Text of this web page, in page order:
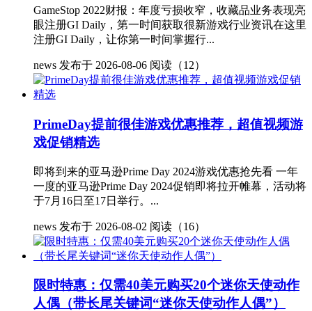
GameStop 2022财报：年度亏损收窄，收藏品业务表现亮
眼注册GI Daily，第一时间获取很新游戏行业资讯在这里
注册GI Daily，让你第一时间掌握行...
news 发布于 2026-08-06 阅读（12）
PrimeDay提前很佳游戏优惠推荐，超值视频游
戏促销精选
即将到来的亚马逊Prime Day 2024游戏优惠抢先看 一年
一度的亚马逊Prime Day 2024促销即将拉开帷幕，活动将
于7月16日至17日举行。...
news 发布于 2026-08-02 阅读（16）
限时特惠：仅需40美元购买20个迷你天使动作
人偶（带长尾关键词“迷你天使动作人偶”）